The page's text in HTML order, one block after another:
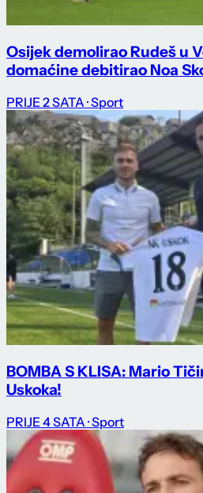
Osijek demolirao Rudeš u
domaćine debitirao Noa
PRIJE 2 SATA · Sport
BOMBA S KLISA: Mario
Uskoka!
PRIJE 4 SATA · Sport